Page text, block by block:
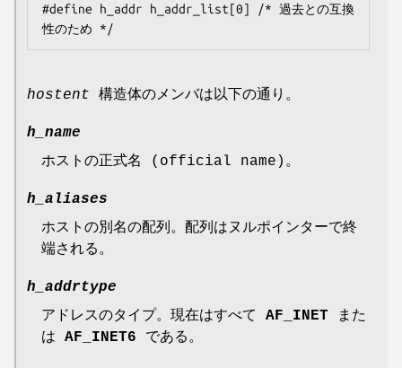
#define h_addr h_addr_list[0] /* 過去との互換
hostent 構造体のメンバは以下の通り。
h_name
ホストの正式名 (official name)。
h_aliases
ホストの別名の配列。配列はヌルポインターで終
端される。
h_addrtype
アドレスのタイプ。現在はすべて AF_INET また
は AF_INET6 である。